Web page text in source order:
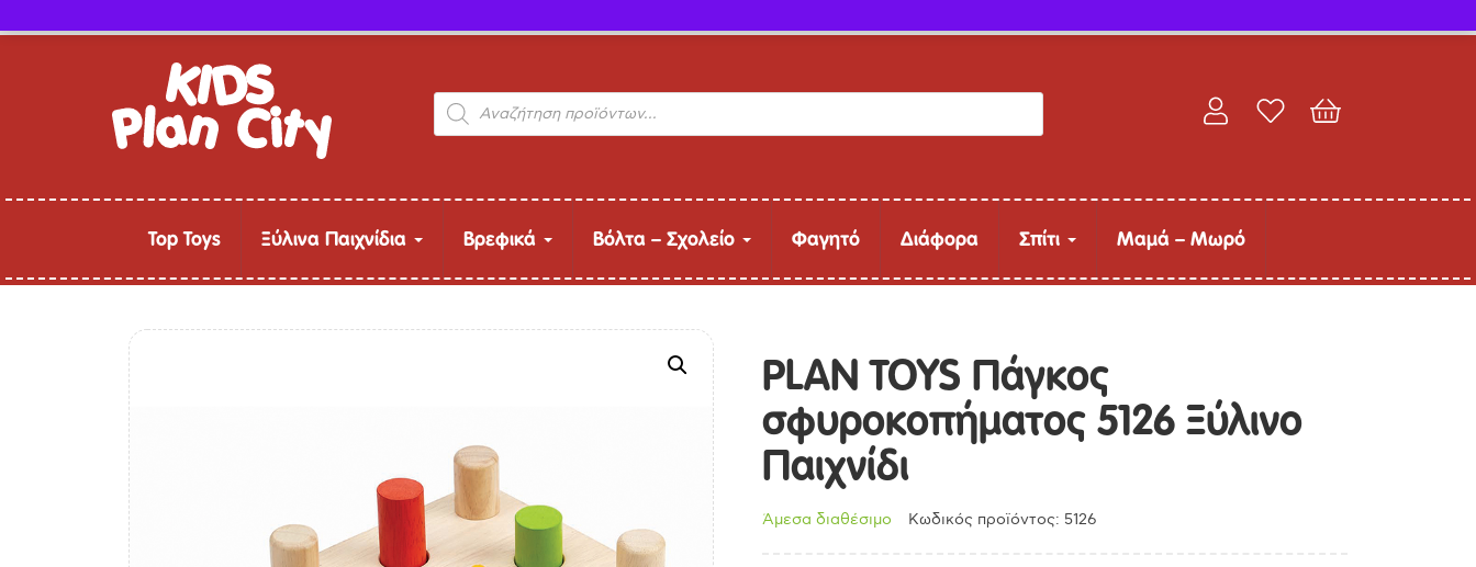
Products
search
Top Toys Ξύλινα Παιχνίδια Βρεφικά Βόλτα – Σχολείο Φαγητό Διάφορα Σπίτι Μαμά – Μωρό
PLAN TOYS Πάγκος
σφυροκοπήματος 5126 Ξύλινο
Παιχνίδι
Άμεσα διαθέσιμο Κωδικός προϊόντος: 5126